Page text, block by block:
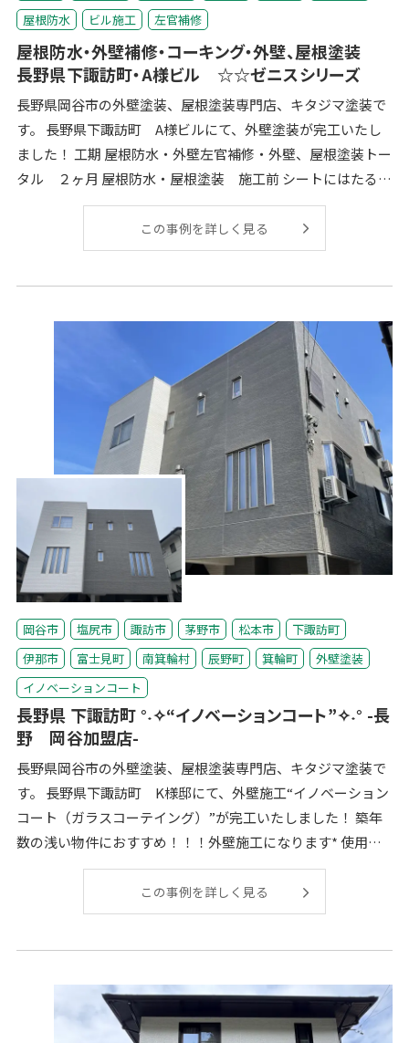
屋根防水
ビル施工 左官補修
屋根防水・外壁補修・コーキング・外壁、屋根塗装
長野県下諏訪町・A様ビル ☆☆ゼニスシリーズ
長野県岡谷市の外壁塗装、屋根塗装専門店、キタジマ塗装で
す。 長野県下諏訪町 A様ビルにて、外壁塗装が完工いたし
ました！ 工期 屋根防水・外壁左官補修・外壁、屋根塗装トー
タル ２ヶ月 屋根防水・屋根塗装 施工前 シートにはたるみ
や、汚れが見られ、経年
この事例を詳しく見る
岡谷市 塩尻市 諏訪市 茅野市 松本市
下諏訪町
伊那市
富士見町 南箕輪村 辰野町 箕輪町
外壁塗装
イノベーションコート
長野県 下諏訪町 °˖✧“イノベーションコート”✧˖° -長
野 岡谷加盟店-
長野県岡谷市の外壁塗装、屋根塗装専門店、キタジマ塗装で
す。 長野県下諏訪町 K様邸にて、外壁施工“イノベーション
コート（ガラスコーテイング）”が完工いたしました！ 築年
数の浅い物件におすすめ！！！外壁施工になります* 使用材
料 ストロングバスター 【ガ
この事例を詳しく見る